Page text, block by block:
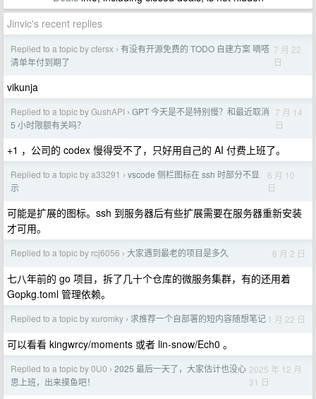
Jinvic's recent replies
Replied to a topic by cfersx › 有没有开源免费的 TODO 自建方案 嘀嗒
清单年付到期了
7 月 22
日
vikunja
Replied to a topic by GushAPI › GPT 今天是不是特别慢？和最近取消
5 小时限额有关吗？
7 月 14
日
+1 ，公司的 codex 慢得受不了，只好用自己的 AI 付费上班了。
Replied to a topic by a33291 › vscode 侧栏图标在 ssh 时部分不显
示
6 月 10
日
可能是扩展的图标。ssh 到服务器后有些扩展需要在服务器重新安装
才可用。
Replied to a topic by rcj6056 › 大家遇到最老的项目是多久 6 月 2 日
七八年前的 go 项目，拆了几十个仓库的微服务集群，有的还用着
Gopkg.toml 管理依赖。
Replied to a topic by xuromky › 求推荐一个自部署的短内容随想笔记 1 月 22 日
可以看看 kingwrcy/moments 或者 lin-snow/Ech0 。
Replied to a topic by 0U0 › 2025 最后一天了，大家估计也没心
思上班，出来摸鱼吧！
2025 年 12 月
31 日